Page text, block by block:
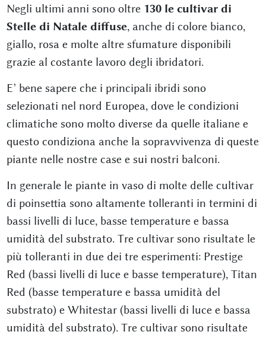
Negli ultimi anni sono oltre 130 le cultivar di
Stelle di Natale diffuse, anche di colore bianco,
giallo, rosa e molte altre sfumature disponibili
grazie al costante lavoro degli ibridatori.
E’ bene sapere che i principali ibridi sono
selezionati nel nord Europea, dove le condizioni
climatiche sono molto diverse da quelle italiane e
questo condiziona anche la sopravvivenza di queste
piante nelle nostre case e sui nostri balconi.
In generale le piante in vaso di molte delle cultivar
di poinsettia sono altamente tolleranti in termini di
bassi livelli di luce, basse temperature e bassa
umidità del substrato. Tre cultivar sono risultate le
più tolleranti in due dei tre esperimenti: Prestige
Red (bassi livelli di luce e basse temperature), Titan
Red (basse temperature e bassa umidità del
substrato) e Whitestar (bassi livelli di luce e bassa
umidità del substrato). Tre cultivar sono risultate